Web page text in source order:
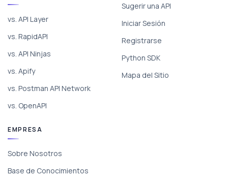
vs. API Layer
vs. RapidAPI
vs. API Ninjas
vs. Apify
vs. Postman API Network
vs. OpenAPI
Sugerir una API
Iniciar Sesión
Registrarse
Python SDK
Mapa del Sitio
EMPRESA
Sobre Nosotros
Base de Conocimientos